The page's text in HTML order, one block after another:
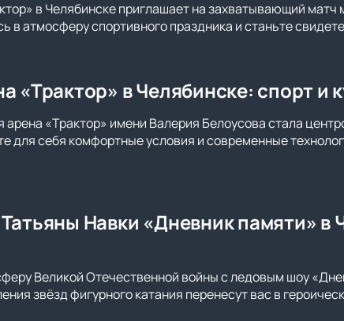
в Челябинске приглашает на захватывающий
в атмосферу спортивного праздника и станьте
«Трактор» в Челябинске: спорт и
арена «Трактор» имени Валерия Белоусова стала
для себя комфортные условия и современные
Навки «Дневник памяти» в
Великой Отечественной войны с ледовым шоу
звёзд фигурного катания перенесут вас в